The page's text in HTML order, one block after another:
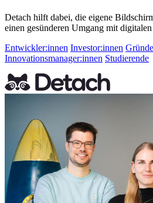
Detach hilft dabei, die eigene
einen gesünderen Umgang mit
Entwickler:innen Investor:innen
Innovationsmanager:innen Studierende